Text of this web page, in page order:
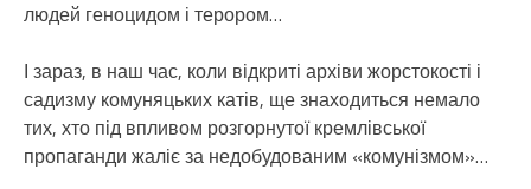
людей геноцидом і терором…
І зараз, в наш час, коли відкриті архіви жорстокості і
садизму комуняцьких катів, ще знаходиться немало
тих, хто під впливом розгорнутої кремлівської
пропаганди жаліє за недобудованим «комунізмом»…